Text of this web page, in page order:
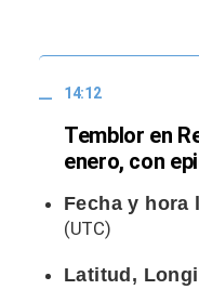
14:12
Temblor en
enero, con
Fecha y hora
(UTC)
Latitud,